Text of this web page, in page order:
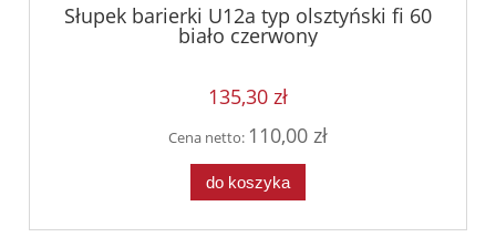
Słupek barierki U12a typ olsztyński fi 60
biało czerwony
135,30 zł
Cena netto: 110,00 zł
do koszyka